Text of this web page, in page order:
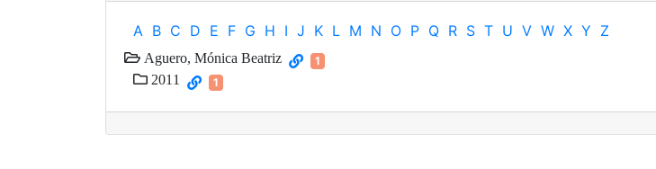
A B C D E F G H I J K L M N O P Q R S T U V W X Y Z
Aguero, Mónica Beatriz 1
2011 1